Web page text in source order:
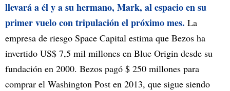
llevará a él y a su hermano, Mark, al espacio en su
primer vuelo con tripulación el próximo mes. La
empresa de riesgo Space Capital estima que Bezos ha
invertido US$ 7,5 mil millones en Blue Origin desde su
fundación en 2000. Bezos pagó $ 250 millones para
comprar el Washington Post en 2013, que sigue siendo